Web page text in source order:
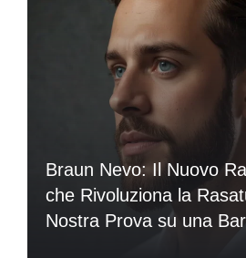
Braun Nevo: Il Nuovo
che Rivoluziona la
Nostra Prova su una